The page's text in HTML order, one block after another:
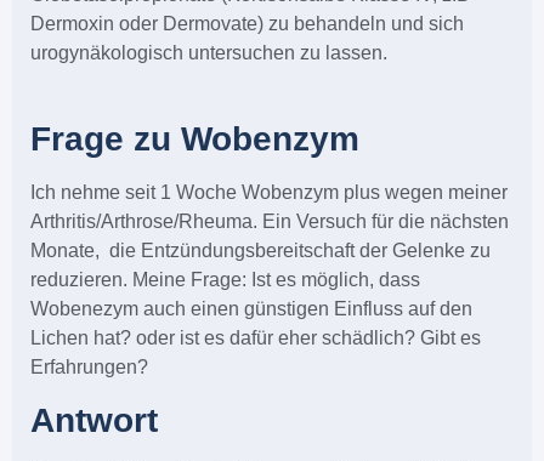
Dermoxin oder Dermovate) zu behandeln und sich
urogynäkologisch untersuchen zu lassen.
Frage zu Wobenzym
Ich nehme seit 1 Woche Wobenzym plus wegen meiner
Arthritis/Arthrose/Rheuma. Ein Versuch für die nächsten
Monate, die Entzündungsbereitschaft der Gelenke zu
reduzieren. Meine Frage: Ist es möglich, dass
Wobenezym auch einen günstigen Einfluss auf den
Lichen hat? oder ist es dafür eher schädlich? Gibt es
Erfahrungen?
Antwort